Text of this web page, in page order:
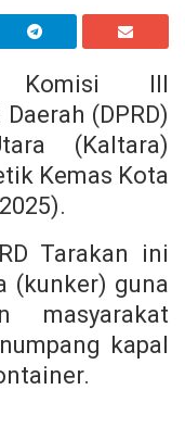
III
(DPRD)
(Kaltara)
Kemas Kota
Tarakan ini
(kunker) guna
masyarakat
kapal